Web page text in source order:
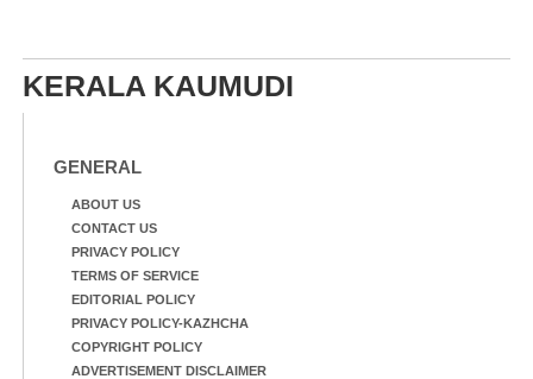
KERALA KAUMUDI
GENERAL
ABOUT US
CONTACT US
PRIVACY POLICY
TERMS OF SERVICE
EDITORIAL POLICY
PRIVACY POLICY-KAZHCHA
COPYRIGHT POLICY
ADVERTISEMENT DISCLAIMER